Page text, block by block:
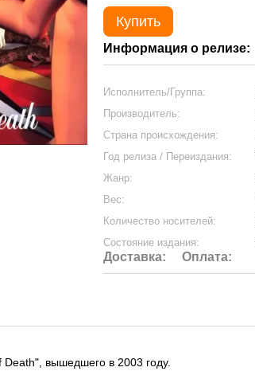
Купить
Информация о релизе:
Исполнитель/Группа:
Производитель:
Страна происхождения:
Год релиза / Переиздания:
Жанр:
Вес:
Количество носителей:
Состояние издания:
Доставка: Оплата:
вышедшего в 2003 году.